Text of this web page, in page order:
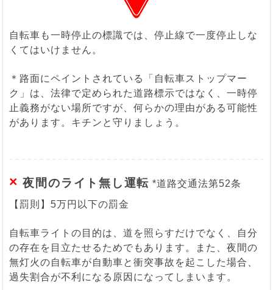
自転車も一時停止の標識では、停止線で一度停止しな
くてはいけません。
＊路面にペイントされている「自転車ストップマー
ク」は、法律で定められた道路標示ではなく、一時停
止義務がない場所ですが、何らかの理由がある可能性
があります。キチンと守りましょう。
× 夜間のライト無し運転 *道路交通法第52条
【罰則】5万円以下の罰金
自転車ライトの目的は、道を照らすだけでなく、自分
の存在を目立たせるためでもあります。また、夜間の
無灯火の自転車が自動車と衝突事故を起こした場合、
過失割合が不利になる原因になってしまいます。